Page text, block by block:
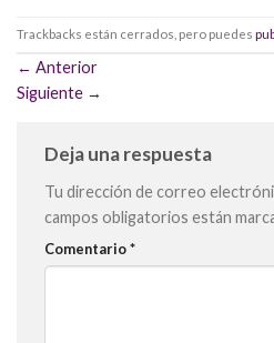
Trackbacks están cerrados, pero puedes
← Anterior
Siguiente →
Deja una respuesta
Tu dirección de correo
campos obligatorios están
Comentario*